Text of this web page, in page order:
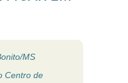
MS
Centro de